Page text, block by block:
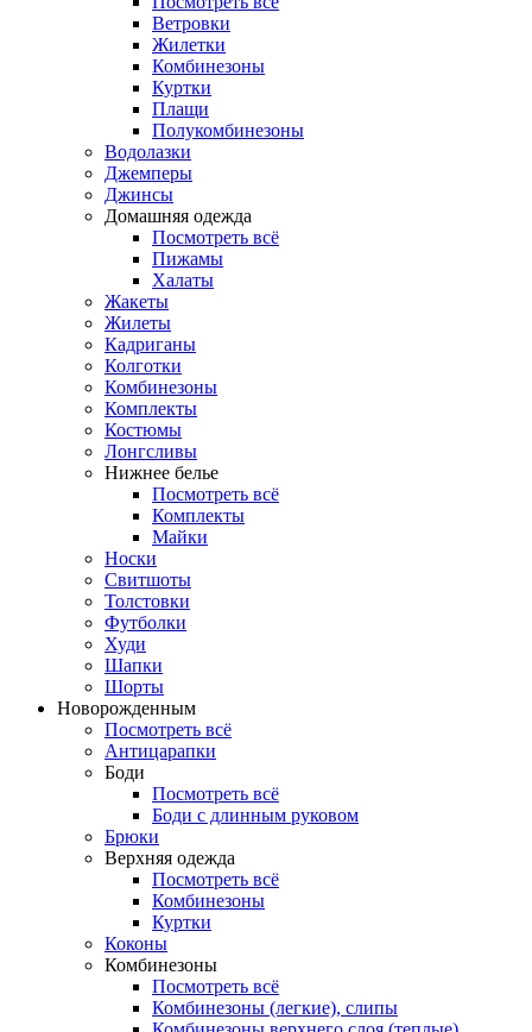
Ветровки
Жилетки
Комбинезоны
Куртки
Плащи
Полукомбинезоны
Водолазки
Джемперы
Джинсы
Домашняя одежда
Посмотреть всё
Пижамы
Халаты
Жакеты
Жилеты
Кадриганы
Колготки
Комбинезоны
Комплекты
Костюмы
Лонгсливы
Нижнее белье
Посмотреть всё
Комплекты
Майки
Носки
Свитшоты
Толстовки
Футболки
Худи
Шапки
Шорты
Новорожденным
Посмотреть всё
Антицарапки
Боди
Посмотреть всё
Боди с длинным руковом
Брюки
Верхняя одежда
Посмотреть всё
Комбинезоны
Куртки
Коконы
Комбинезоны
Посмотреть всё
Комбинезоны (легкие), слипы